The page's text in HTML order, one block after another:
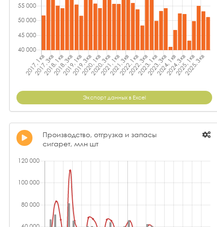
Экспорт данных в Excel
Производство, отгрузка и запасы
сигарет, млн шт